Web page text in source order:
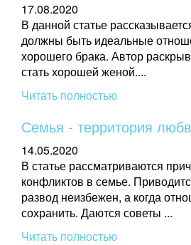
17.08.2020
В данной статье
должны быть идеальные
хорошего брака. Автор
стать хорошей женой....
Читать полностью
Семья - территория
14.05.2020
В статье рассматриваются
конфликтов в семье.
развод неизбежен, а когда
сохранить. Даются советы ...
Читать полностью